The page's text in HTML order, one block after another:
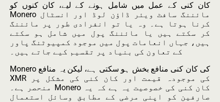
کان کنی کے عمل میں شامل ہونے کے لیے، کان کنوں کو
Monero مائننگ سافٹ ویئر ڈاؤن لوڈ اور انسٹال
کرنا ہوتا ہے۔ وہ یا تو انفرادی طور پر مائننگ
کر سکتے ہیں یا مائننگ پول میں شامل ہو سکتے
ہیں، جہاں انعامات پول میں موجود کمپیوٹنگ پاور
کے تعاون کی بنیاد پر تقسیم کیے جاتے ہیں۔
Monero کی کان کنی منافع بخش ہو سکتی ہے، لیکن یہ منافع
XMR کی موجودہ قیمت اور کان کنی کی مشکل پر
منحصر ہے۔ Monero کان کنی کی خصوصیت یہ ہے کہ یہ
صارفین کو اپنی مرضی کے مطابق وسائل استعمال